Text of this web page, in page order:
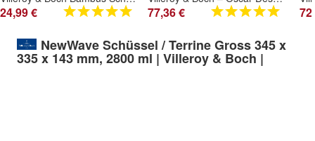
24,99 € 77,36 €
NewWave Schüssel / Terrine Gross 345 x
335 x 143 mm, 2800 ml | Villeroy & Boch |